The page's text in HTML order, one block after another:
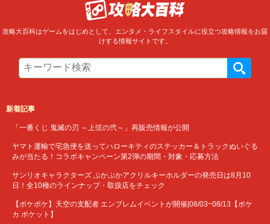
攻略大百科はゲームをはじめとして、エンタメ・ライフスタイルに役立つ攻略情報をお届
けする情報サイトです。
新着記事
「一番くじ 鬼滅の刃 ～上弦の弐～」再販売情報が公開
ヤマト運輸で宅急便を送ってハローキティのステッカー＆トラックぬいぐる
みが当たる！コラボキャンペーン第2弾の期間・対象・応募方法
サンリオキャラクターズ ぷかぷかアクリルキーホルダーの発売日は8月10
日！全10種のラインナップ・取扱店をチェック
【ポケポケ】天空の支配者 エンブレムイベントが開催|08/03~08/13【ポケ
カ ポケット】